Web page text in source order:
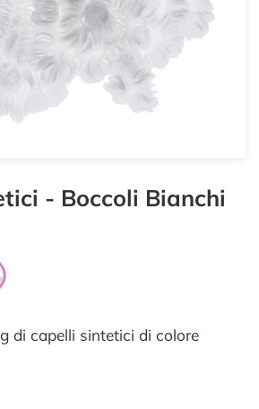
- Boccoli Bianchi
di capelli sintetici di colore